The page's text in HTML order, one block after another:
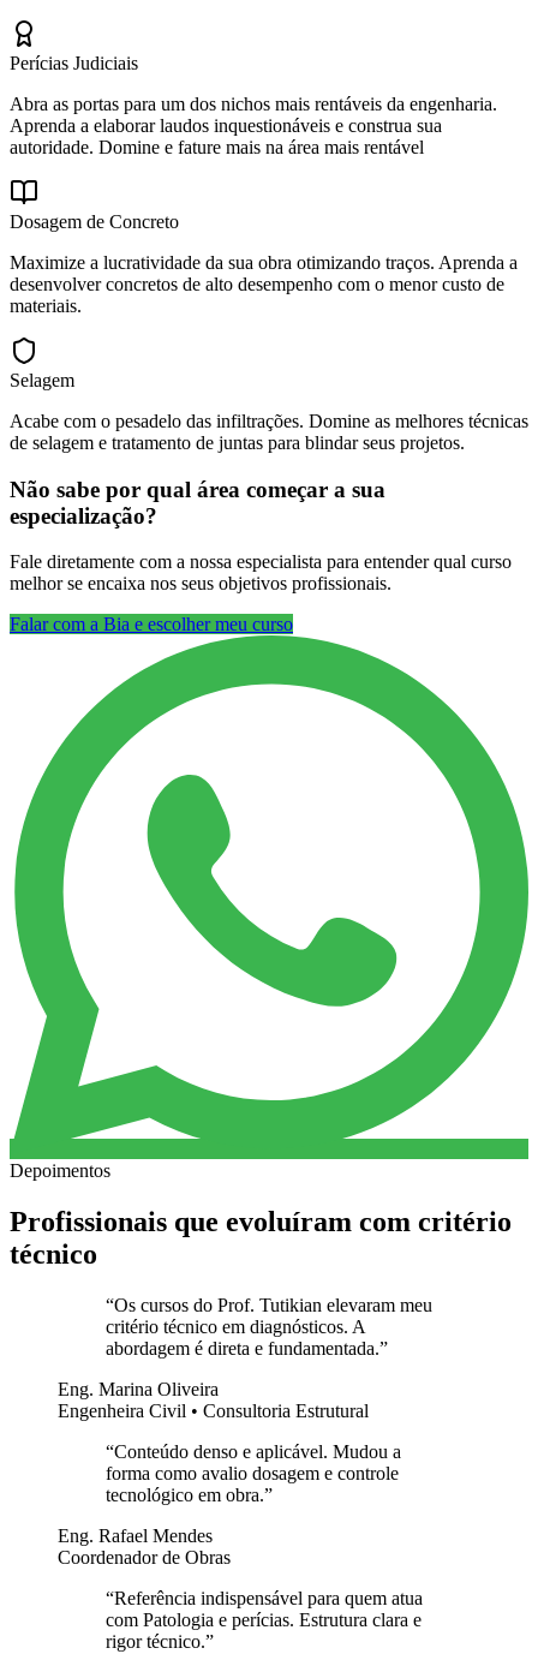
Perícias Judiciais
Abra as portas para um dos nichos mais rentáveis da engenharia.
Aprenda a elaborar laudos inquestionáveis e construa sua
autoridade. Domine e fature mais na área mais rentável
Dosagem de Concreto
Maximize a lucratividade da sua obra otimizando traços. Aprenda a
desenvolver concretos de alto desempenho com o menor custo de
materiais.
Selagem
Acabe com o pesadelo das infiltrações. Domine as melhores técnicas
de selagem e tratamento de juntas para blindar seus projetos.
Não sabe por qual área começar a sua
especialização?
Fale diretamente com a nossa especialista para entender qual curso
melhor se encaixa nos seus objetivos profissionais.
Falar com a Bia e escolher meu curso
Depoimentos
Profissionais que evoluíram com critério
técnico
“Os cursos do Prof. Tutikian elevaram meu
critério técnico em diagnósticos. A
abordagem é direta e fundamentada.”
Eng. Marina Oliveira
Engenheira Civil • Consultoria Estrutural
“Conteúdo denso e aplicável. Mudou a
forma como avalio dosagem e controle
tecnológico em obra.”
Eng. Rafael Mendes
Coordenador de Obras
“Referência indispensável para quem atua
com Patologia e perícias. Estrutura clara e
rigor técnico.”